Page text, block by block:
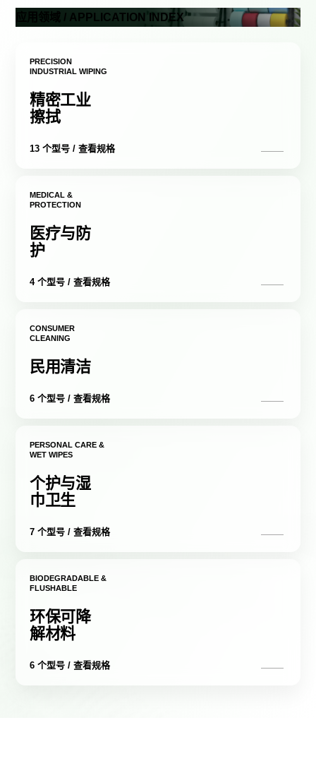
应用领域 / APPLICATION INDEX
PRECISION
INDUSTRIAL WIPING
精密工业
擦拭
13 个型号 / 查看规格
MEDICAL &
PROTECTION
医疗与防
护
4 个型号 / 查看规格
CONSUMER
CLEANING
民用清洁
6 个型号 / 查看规格
PERSONAL CARE &
WET WIPES
个护与湿
巾卫生
7 个型号 / 查看规格
BIODEGRADABLE &
FLUSHABLE
环保可降
解材料
6 个型号 / 查看规格